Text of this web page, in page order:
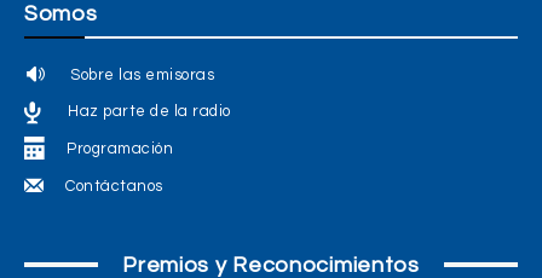
Somos
Sobre las emisoras
Haz parte de la radio
Programación
Contáctanos
Premios y Reconocimientos